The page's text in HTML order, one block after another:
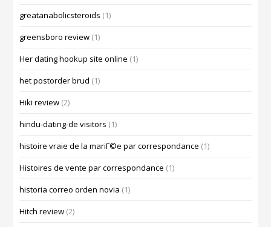
greatanabolicsteroids (1)
greensboro review (1)
Her dating hookup site online (1)
het postorder brud (1)
Hiki review (2)
hindu-dating-de visitors (1)
histoire vraie de la mariГ©e par correspondance (1)
Histoires de vente par correspondance (1)
historia correo orden novia (1)
Hitch review (2)